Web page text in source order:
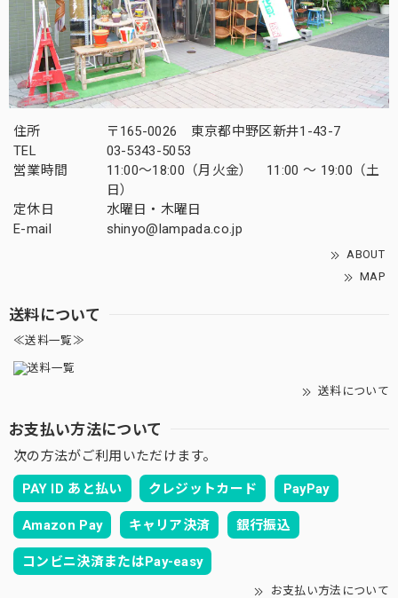
住所
〒165-0026 東京都中野区新井1-43-7
TEL
03-5343-5053
営業時間
11:00～18:00（月火金） 11:00 ～ 19:00（土
日）
定休日
水曜日・木曜日
E-mail
shinyo@lampada.co.jp
ABOUT
MAP
送料について
≪送料一覧≫
送料について
お支払い方法について
次の方法がご利用いただけます。
PAY ID あと払い クレジットカード PayPay
Amazon Pay キャリア決済 銀行振込
コンビニ決済またはPay-easy
お支払い方法について